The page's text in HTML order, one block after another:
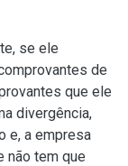
se ele
de
que ele
divergência,
e, a empresa
não tem que